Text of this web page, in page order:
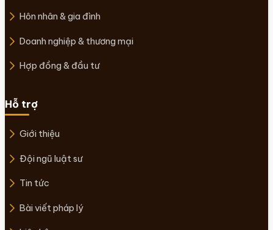
Hôn nhân & gia đình
Doanh nghiệp & thương mại
Hợp đồng & đầu tư
Hỗ trợ
Giới thiệu
Đội ngũ luật sư
Tin tức
Bài viết pháp lý